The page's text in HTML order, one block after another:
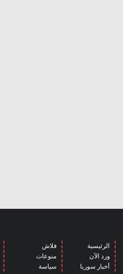
الرئيسية
ورد الآن
أخبار سوريا
فلاش
منوعات
سياسة